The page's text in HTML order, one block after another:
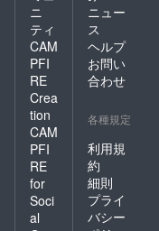
ニ
ティ
CAM
PFI
RE
Crea
tion
CAM
PFI
RE
for
Soci
al
ニュー
ス
ヘルプ
お問い
合わせ
各種規定
利用規
約
細則
プライ
バシー